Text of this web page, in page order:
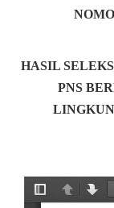
HASIL
PNS